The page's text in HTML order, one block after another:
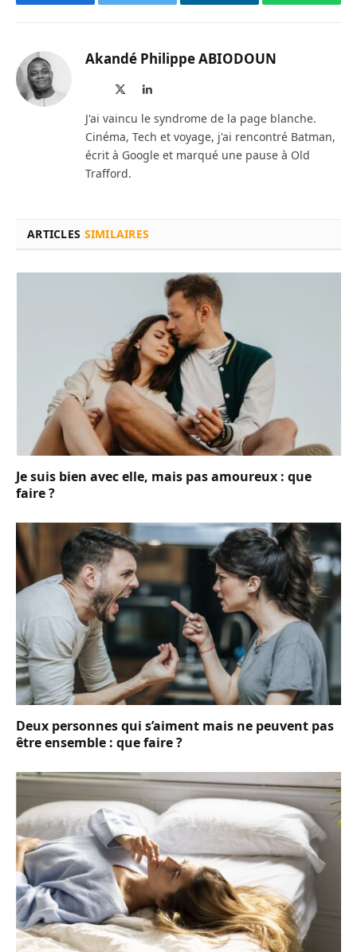
Facebook Twitter LinkedIn
Akandé Philippe ABIODOUN
LinkedIn
J'ai vaincu le syndrome de la page blanche.
Cinéma, Tech et voyage, j'ai rencontré Batman,
écrit à Google et marqué une pause à Old
Trafford.
ARTICLES SIMILAIRES
Je suis bien avec elle, mais pas amoureux : que
faire ?
Deux personnes qui s’aiment mais ne peuvent pas
être ensemble : que faire ?